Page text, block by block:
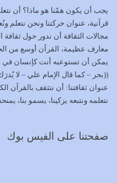
تتحقق الحقوق للجميع
يوليو 18, 2026
بعض صفات المتقين
وَالْمُنْفِقِينَ…
يوليو 17, 2026
الاعتصام بحبل الله أمر
يوليو 16, 2026
يجب أن يكون همّنا هو ماذا؟ أن نتعلم
قرآنية، عنوان حركتنا ونحن
مجالات الثقافة أن ندور حول ثقافة
معارف عظيمة، القرآن أوسع من
يمكن أن تستوعبه أنت كإنسان في
((بحر – كما قال الإمام علي – لا
عنوان ثقافتنا: أن نتثقف بالقرآن
نتعلمه ونتبعه يزكينا، يسمو بنا،
بمستوى أن نثقف الآخرين بالقرآن
صفحتنا على الفيس بوك